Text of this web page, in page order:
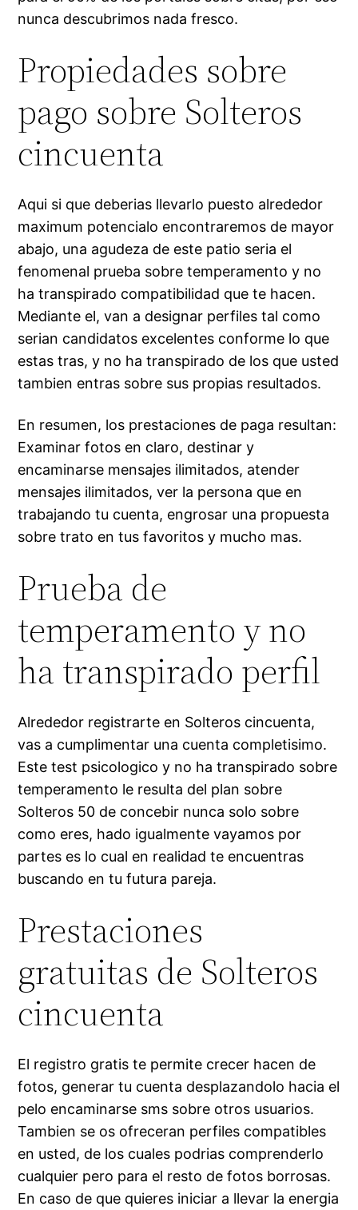
nunca descubrimos nada fresco.
Propiedades sobre
pago sobre Solteros
cincuenta
Aqui si que deberias llevarlo puesto alrededor
maximum potencialo encontraremos de mayor
abajo, una agudeza de este patio seri­a el
fenomenal prueba sobre temperamento y no
ha transpirado compatibilidad que te hacen.
Mediante el, van a designar perfiles tal como
serian candidatos excelentes conforme lo que
estas tras, y no ha transpirado de los que usted
tambien entras sobre sus propias resultados.
En resumen, los prestaciones de paga resultan:
Examinar fotos en claro, destinar y
encaminarse mensajes ilimitados, atender
mensajes ilimitados, ver la persona que en
trabajando tu cuenta, engrosar una propuesta
sobre trato en tus favoritos y mucho mas.
Prueba de
temperamento y no
ha transpirado perfil
Alrededor registrarte en Solteros cincuenta,
vas a cumplimentar una cuenta completisimo.
Este test psicologico y no ha transpirado sobre
temperamento le resulta del plan sobre
Solteros 50 de concebir nunca solo sobre
como eres, hado igualmente vayamos por
partes es lo cual en realidad te encuentras
buscando en tu futura pareja.
Prestaciones
gratuitas de Solteros
cincuenta
El registro gratis te permite crecer hacen de
fotos, generar tu cuenta desplazandolo hacia el
pelo encaminarse sms sobre otros usuarios.
Tambien se os ofreceran perfiles compatibles
en usted, de los cuales podrias comprenderlo
cualquier pero para el resto de fotos borrosas.
En caso de que quieres iniciar a llevar la energia